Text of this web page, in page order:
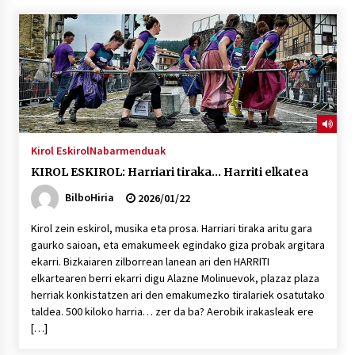
“Hiztegi bat” Gorka Urbizuk idatzitako letren
hiztegia
2026/07/23
Bakaikuko barnetegitik gazteek egindako saio
berezia
Kontserbatorioan protagonista
Auzoportala : 1×04 Auzofoniak
2026/07/15
Kirol EskirolNabarmenduak
KIROL ESKIROL: Harriari tiraka… Harriti elkatea
BilboHiria
2026/01/22
Kirol zein eskirol, musika eta prosa. Harriari tiraka aritu gara
gaurko saioan, eta emakumeek egindako giza probak argitara
ekarri. Bizkaiaren zilborrean lanean ari den HARRITI
elkartearen berri ekarri digu Alazne Molinuevok, plazaz plaza
herriak konkistatzen ari den emakumezko tiralariek osatutako
taldea. 500 kiloko harria… zer da ba? Aerobik irakasleak ere
[…]